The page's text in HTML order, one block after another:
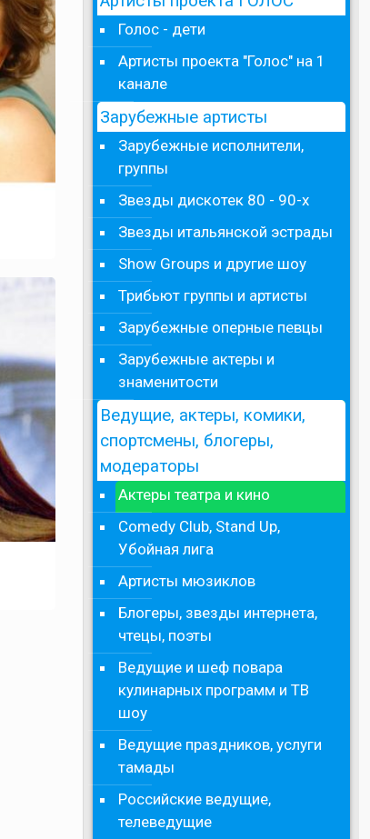
Голос - дети
Артисты проекта "Голос" на 1
канале
Зарубежные артисты
Зарубежные исполнители,
группы
Звезды дискотек 80 - 90-х
Звезды итальянской эстрады
Show Groups и другие шоу
Трибьют группы и артисты
Зарубежные оперные певцы
Зарубежные актеры и
знаменитости
Ведущие, актеры, комики,
спортсмены, блогеры,
модераторы
Актеры театра и кино
Comedy Club, Stand Up,
Убойная лига
Артисты мюзиклов
Блогеры, звезды интернета,
чтецы, поэты
Ведущие и шеф повара
кулинарных программ и ТВ
шоу
Ведущие праздников, услуги
тамады
Российские ведущие,
телеведущие